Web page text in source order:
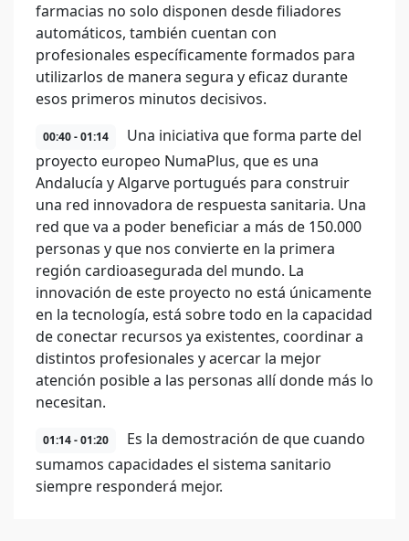
farmacias no solo disponen desde filiadores
automáticos, también cuentan con
profesionales específicamente formados para
utilizarlos de manera segura y eficaz durante
esos primeros minutos decisivos.
00:40 - 01:14
Una iniciativa que forma parte del
proyecto europeo NumaPlus, que es una
Andalucía y Algarve portugués para construir
una red innovadora de respuesta sanitaria. Una
red que va a poder beneficiar a más de 150.000
personas y que nos convierte en la primera
región cardioasegurada del mundo. La
innovación de este proyecto no está únicamente
en la tecnología, está sobre todo en la capacidad
de conectar recursos ya existentes, coordinar a
distintos profesionales y acercar la mejor
atención posible a las personas allí donde más lo
necesitan.
01:14 - 01:20
Es la demostración de que cuando
sumamos capacidades el sistema sanitario
siempre responderá mejor.